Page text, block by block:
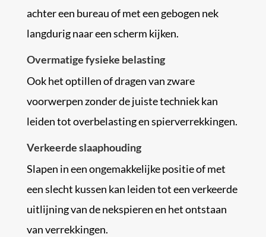
achter een bureau of met een gebogen nek
langdurig naar een scherm kijken.
Overmatige fysieke belasting
Ook het optillen of dragen van zware
voorwerpen zonder de juiste techniek kan
leiden tot overbelasting en spierverrekkingen.
Verkeerde slaaphouding
Slapen in een ongemakkelijke positie of met
een slecht kussen kan leiden tot een verkeerde
uitlijning van de nekspieren en het ontstaan
van verrekkingen.